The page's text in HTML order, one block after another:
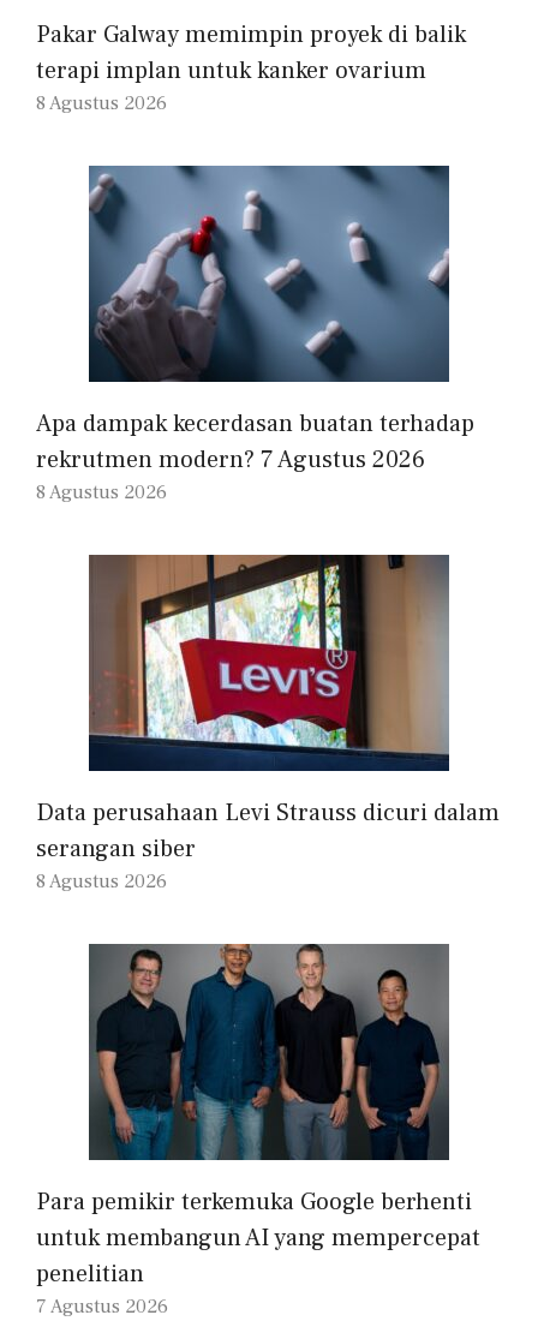
Pakar Galway memimpin proyek di balik
terapi implan untuk kanker ovarium
8 Agustus 2026
Apa dampak kecerdasan buatan terhadap
rekrutmen modern? 7 Agustus 2026
8 Agustus 2026
Data perusahaan Levi Strauss dicuri dalam
serangan siber
8 Agustus 2026
Para pemikir terkemuka Google berhenti
untuk membangun AI yang mempercepat
penelitian
7 Agustus 2026